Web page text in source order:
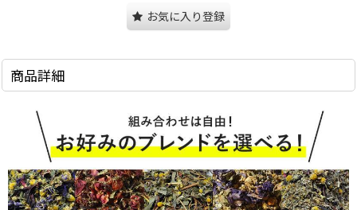
お気に入り登録
商品詳細